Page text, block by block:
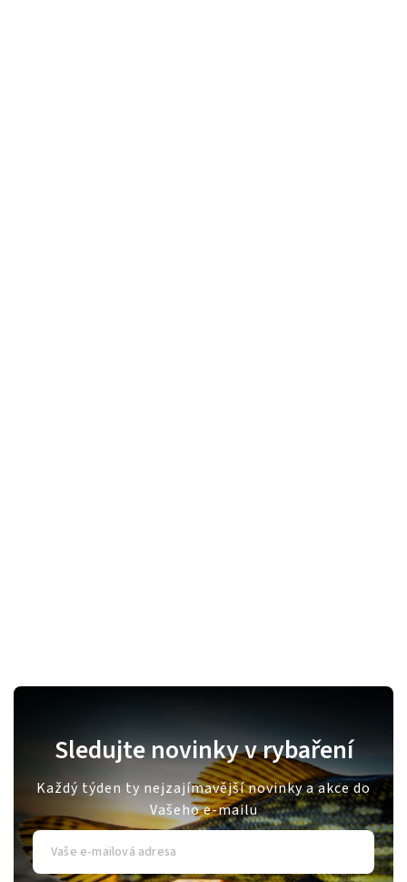
Sledujte novinky v rybaření
Každý týden ty nejzajímavější novinky a akce do
Vašeho e-mailu